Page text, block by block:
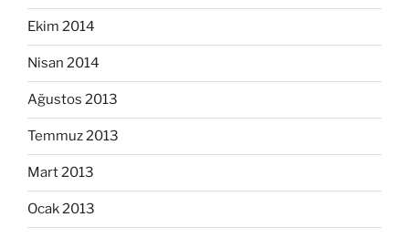
Ekim 2014
Nisan 2014
Ağustos 2013
Temmuz 2013
Mart 2013
Ocak 2013